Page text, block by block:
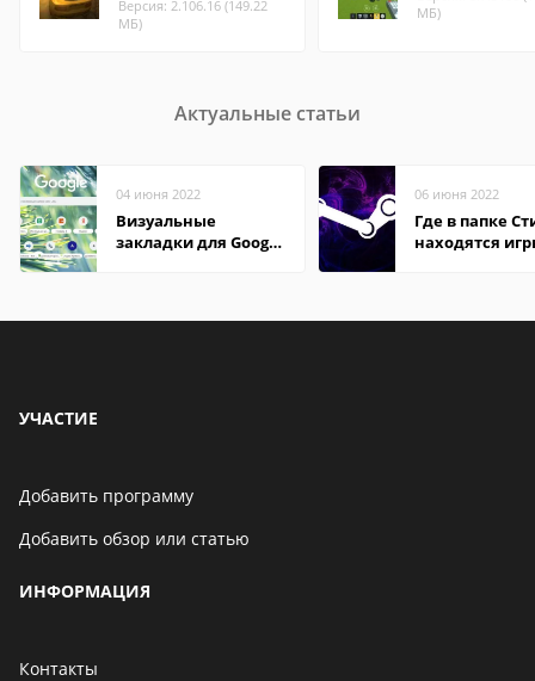
Версия: 2.106.16 (149.22
МБ)
МБ)
Актуальные статьи
04 июня 2022
Визуальные
закладки для Google
06 июня 2022
Где в папке
находятся
УЧАСТИЕ
Добавить программу
Добавить обзор или статью
ИНФОРМАЦИЯ
Контакты